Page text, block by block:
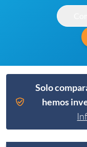
Solo
hemos